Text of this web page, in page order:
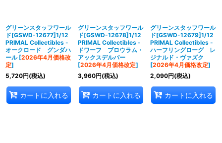
グリーンスタッフワール
ド[GSWD-12677]1/12
PRIMAL Collectibles -
オークロード グンダハ
ール [2026年4月価格改
定]
5,720円(税込)
カートに入れる
グリーンスタッフワール
ド[GSWD-12678]1/12
PRIMAL Collectibles -
ドワーフ ブロウラム・
アックスデルバー
[2026年4月価格改定]
3,960円(税込)
カートに入れる
グリーンスタッフワール
ド[GSWD-12679]1/12
PRIMAL Collectibles -
ハーフリングローグ レ
ジナルド・ヴァズク
[2026年4月価格改定]
2,090円(税込)
カートに入れる